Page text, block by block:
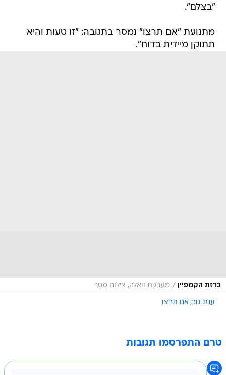
"בצלם".
מתנועת "אם תרצו" נמסר בתגובה: "זו טעות והיא
תתוקן מיידית בדוח".
כרזת הקמפיין / מערכת וואלה, צילום מסך
ענת גוב אם תרצו
טרם התפרסמו תגובות